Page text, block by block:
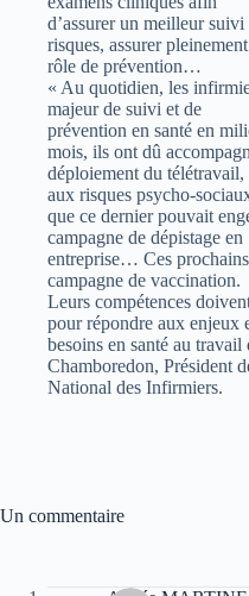
d’assurer un meilleur
risques, assurer
rôle de prévention…
« Au quotidien, les
majeur de suivi et de
prévention en santé en
mois, ils ont dû
déploiement du
aux risques psycho-
que ce dernier pouvait
campagne de dépistage en
entreprise… Ces
campagne de vaccination.
Leurs compétences
pour répondre aux enjeux
besoins en santé au
Chamboredon, Président
National des Infirmiers.
Un commentaire